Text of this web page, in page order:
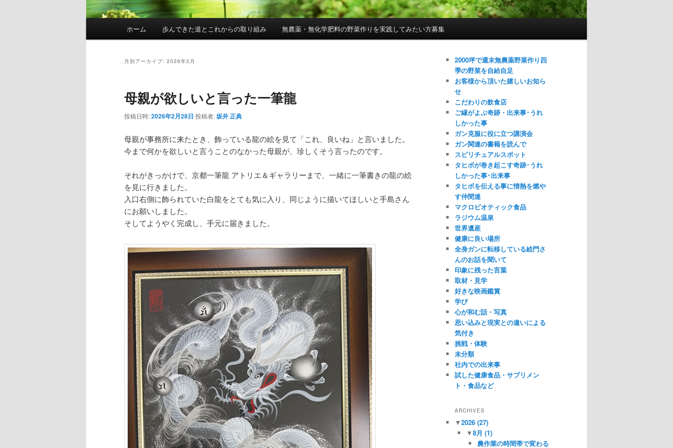
ホーム 歩んできた道とこれからの取り組み 無農薬・無化学肥料の野菜作りを実践してみたい方募集
月別アーカイブ: 2026年2月
母親が欲しいと言った一筆龍
投稿日時:2026年2月28日 投稿者:坂井 正典
母親が事務所に来たとき、飾っている龍の絵を見て「これ、良いね」と言いました。
今まで何かを欲しいと言うことのなかった母親が、珍しくそう言ったのです。
それがきっかけで、京都一筆龍 アトリエ＆ギャラリーまで、一緒に一筆書きの龍の絵
を見に行きました。
入口右側に飾られていた白龍をとても気に入り、同じように描いてほしいと手島さん
にお願いしました。
そしてようやく完成し、手元に届きました。
2000坪で週末無農薬野菜作り四
季の野菜を自給自足
お客様から頂いた嬉しいお知ら
せ
こだわりの飲食店
ご縁がよぶ奇跡・出来事･うれ
しかった事
ガン克服に役に立つ講演会
ガン関連の書籍を読んで
スピリチュアルスポット
タヒボが巻き起こす奇跡･うれ
しかった事･出来事
タヒボを伝える事に情熱を燃や
す仲間達
マクロビオティック食品
ラジウム温泉
世界遺産
健康に良い場所
全身ガンに転移している絵門さ
んのお話を聞いて
印象に残った言葉
取材・見学
好きな映画鑑賞
学び
心が和む話・写真
思い込みと現実との違いによる
気付き
挑戦・体験
未分類
社内での出来事
試した健康食品・サプリメン
ト・食品など
ARCHIVES
▼2026 (27)
▼8月 (1)
農作業の時間帯で変わる